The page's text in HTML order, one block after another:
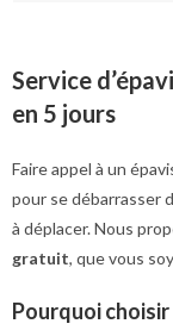
Service
en 5 jours
Faire appel à un
pour se débarrasser
à déplacer. Nous
gratuit, que vous
Pourquoi